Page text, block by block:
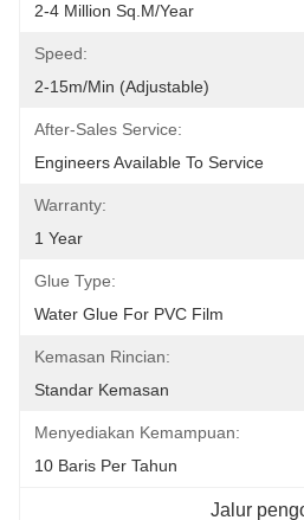
2-4 Million Sq.m/year
Speed:
2-15m/min (adjustable)
After-Sales Service:
Engineers Available To Service
Warranty:
1 Year
Glue Type:
Water Glue For PVC Film
Kemasan Rincian:
Standar Kemasan
Menyediakan Kemampuan:
10 Baris Per Tahun
Jalur